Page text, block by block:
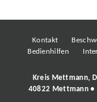
Kontakt
Bedienhilfen
Kreis Mettmann,
40822 Mettmann •